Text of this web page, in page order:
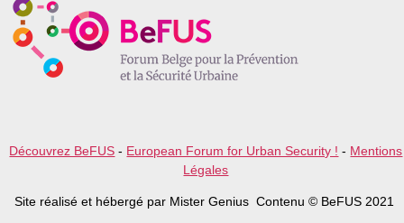
e
h
d
p
Découvrez BeFUS - European Forum for Urban Security ! - Mentions
Légales
Site réalisé et hébergé par Mister Genius Contenu © BeFUS 2021